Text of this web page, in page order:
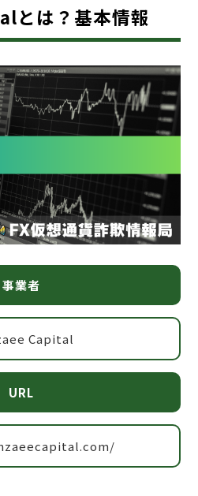
とは？基本情報
事業者
Capital
URL